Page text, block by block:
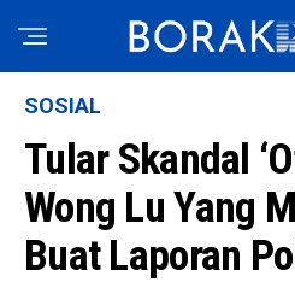
SOSIAL
Tular Skandal
Wong Lu Yang
Buat Laporan